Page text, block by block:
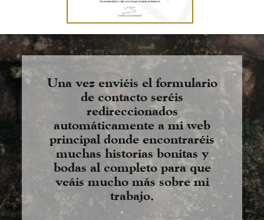
Una vez enviéis el formulario
de contacto seréis
redireccionados
automáticamente a mi web
principal donde encontraréis
muchas historias bonitas y
bodas al completo para que
veáis mucho más sobre mi
trabajo.